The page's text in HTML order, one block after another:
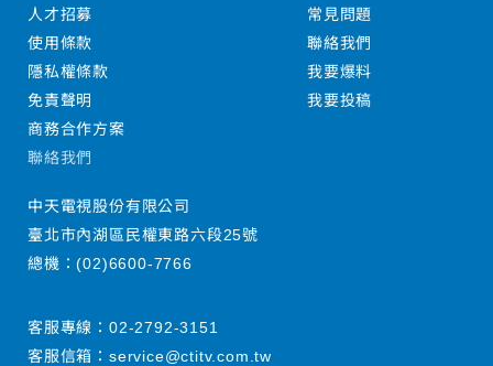
人才招募
使用條款
隱私權條款
免責聲明
商務合作方案
常見問題
聯絡我們
我要爆料
我要投稿
聯絡我們
中天電視股份有限公司
臺北市內湖區民權東路六段25號
總機：(02)6600-7766
客服專線： 02-2792-3151
客服信箱： service@ctitv.com.tw